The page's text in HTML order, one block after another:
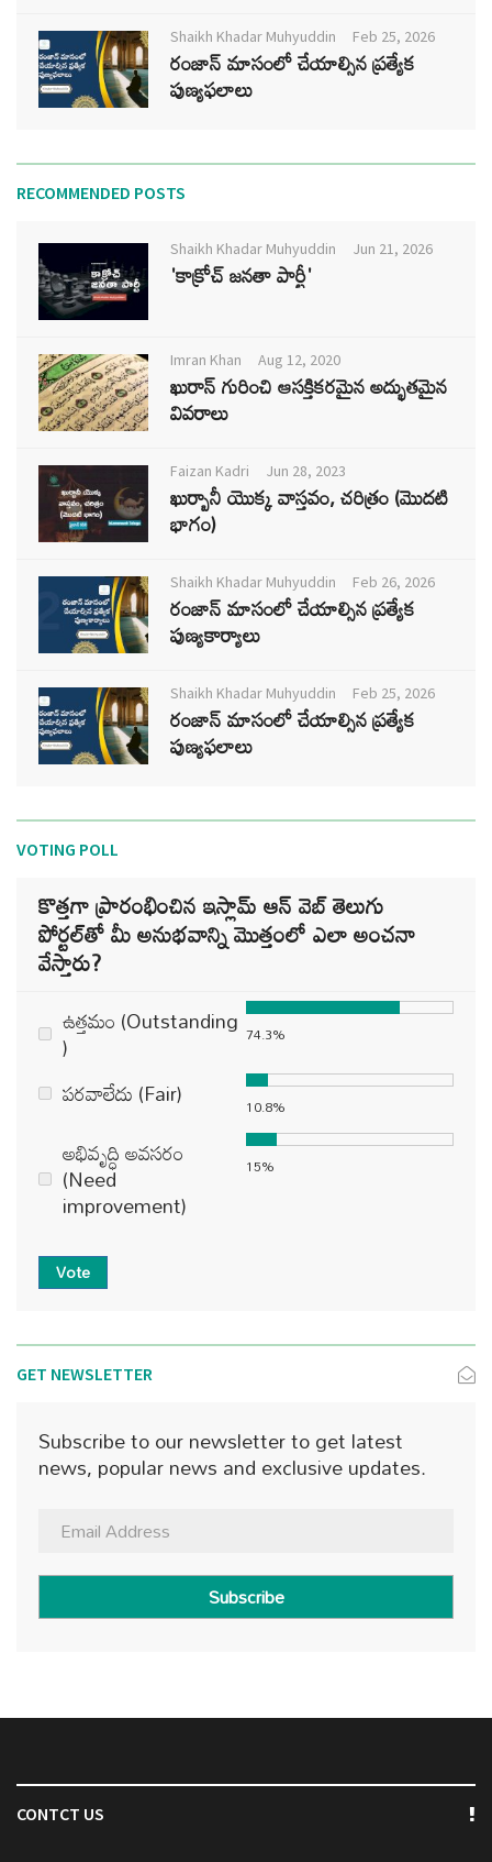
Shaikh Khadar Muhyuddin Feb 25, 2026
రంజాన్ మాసంలో చేయాల్సిన ప్రత్యేక
పుణ్యఫలాలు
RECOMMENDED POSTS
Shaikh Khadar Muhyuddin Jun 21, 2026
'కాక్రోచ్ జనతా పార్టీ'
Imran Khan Aug 12, 2020
ఖురాన్ గురించి ఆసక్తికరమైన అద్భుతమైన
వివరాలు
Faizan Kadri Jun 28, 2023
ఖుర్బానీ యొక్క వాస్తవం, చరిత్రం (మొదటి
భాగం)
Shaikh Khadar Muhyuddin Feb 26, 2026
రంజాన్ మాసంలో చేయాల్సిన ప్రత్యేక
పుణ్యకార్యాలు
Shaikh Khadar Muhyuddin Feb 25, 2026
రంజాన్ మాసంలో చేయాల్సిన ప్రత్యేక
పుణ్యఫలాలు
VOTING POLL
కొత్తగా ప్రారంభించిన ఇస్లామ్ ఆన్ వెబ్ తెలుగు
పోర్టల్‌తో మీ అనుభవాన్ని మొత్తంలో ఎలా అంచనా
వేస్తారు?
ఉత్తమం (Outstanding
) 74.3%
పరవాలేదు (Fair) 10.8%
అభివృద్ధి అవసరం
(Need
improvement)
15%
Vote
GET NEWSLETTER
Subscribe to our newsletter to get latest
news, popular news and exclusive updates.
Subscribe
CONTCT US